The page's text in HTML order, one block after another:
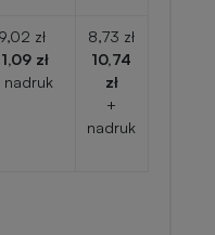
9,02 zł
zł
nadruk
8,73 zł
10,74
zł
+
nadruk